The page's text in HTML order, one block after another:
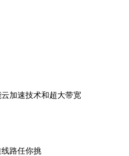
加速技术和超大带宽
路任你挑